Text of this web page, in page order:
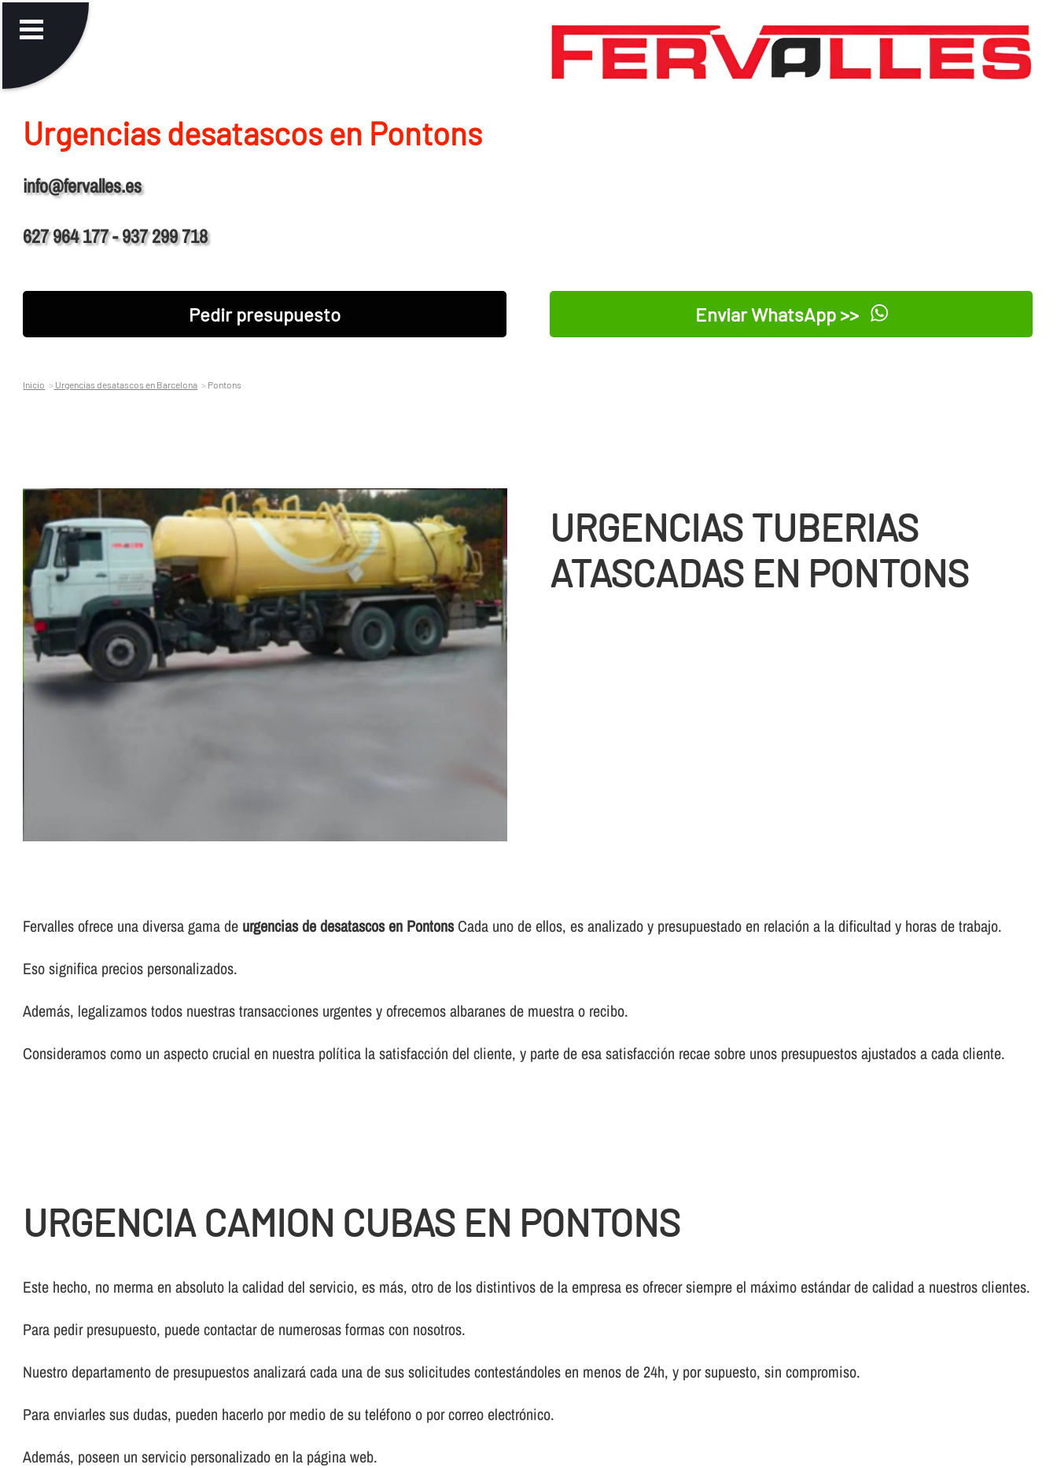
Urgencias desatascos en Pontons
info@fervalles.es
627 964 177 - 937 299 718
Pedir presupuesto Enviar WhatsApp >>
Inicio Urgencias desatascos en Barcelona Pontons
URGENCIAS TUBERIAS
ATASCADAS EN PONTONS
Fervalles ofrece una diversa gama de urgencias de desatascos en PontonsCada uno de ellos, es analizado y presupuestado en relación a la dificultad y horas de trabajo.
Eso significa precios personalizados.
Además, legalizamos todos nuestras transacciones urgentes y ofrecemos albaranes de muestra o recibo.
Consideramos como un aspecto crucial en nuestra polí­tica la satisfacción del cliente, y parte de esa satisfacción recae sobre unos presupuestos ajustados a cada cliente.
URGENCIA CAMION CUBAS EN PONTONS
Este hecho, no merma en absoluto la calidad del servicio, es más, otro de los distintivos de la empresa es ofrecer siempre el máximo estándar de calidad a nuestros clientes.
Para pedir presupuesto, puede contactar de numerosas formas con nosotros.
Nuestro departamento de presupuestos analizará cada una de sus solicitudes contestándoles en menos de 24h, y por supuesto, sin compromiso.
Para enviarles sus dudas, pueden hacerlo por medio de su teléfono o por correo electrónico.
Además, poseen un servicio personalizado en la página web.